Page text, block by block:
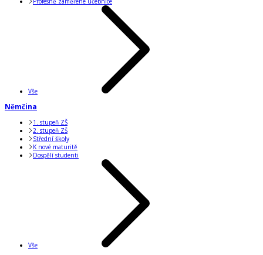
Vše
Němčina
1. stupeň ZŠ
2. stupeň ZŠ
Střední školy
K nové maturitě
Dospělí studenti
Vše